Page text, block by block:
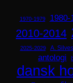
1970-1979 1980-
2010-2014
2025-2029 A.
antologi
dansk